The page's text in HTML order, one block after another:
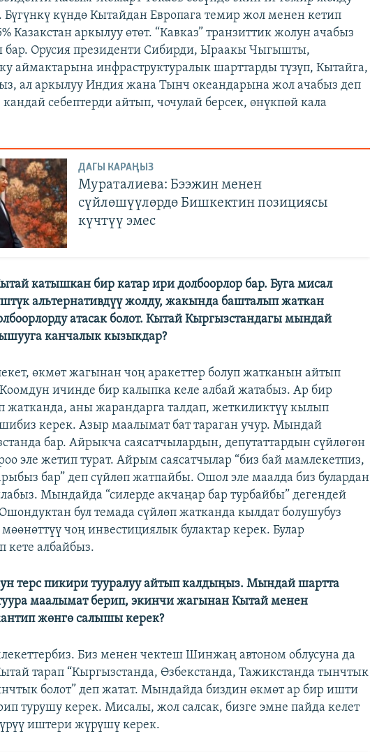
Бүгүнкү күндө Кытайдан Европага темир жол менен кетип
Казакстан аркылуу өтөт. “Кавказ” транзиттик жолун ачабыз
бар. Орусия президенти Сибирди, Ыраакы Чыгышты,
аймактарына инфраструктуралык шарттарды түзүп, Кытайга,
ал аркылуу Индия жана Тынч океандарына жол ачабыз деп
кандай себептерди айтып, чочулай берсек, өнүкпөй кала
ДАГЫ КАРАҢЫЗ
Мураталиева: Бээжин менен
сүйлөшүүлөрдө Бишкектин позициясы
күчтүү эмес
катышкан бир катар ири долбоорлор бар. Буга мисал
альтернативдүү жолду, жакында башталып жаткан
атасак болот. Кытай Кыргызстандагы мындай
канчалык кызыкдар?
өкмөт жагынан чоң аракеттер болуп жатканын айтып
ичинде бир калыпка келе албай жатабыз. Ар бир
жатканда, аны жарандарга талдап, жеткиликтүү кылып
керек. Азыр маалымат бат тараган учур. Мындай
бар. Айрыкча саясатчылардын, депутаттардын сүйлөгөн
эле жетип турат. Айрым саясатчылар “биз бай мамлекетпиз,
бар” деп сүйлөп жатпайбы. Ошол эле маалда биз булардан
Мындайда “силерде акчаңар бар турбайбы” дегендей
бул темада сүйлөп жатканда кылдат болушубуз
чоң инвестициялык булактар керек. Булар
кете албайбыз.
терс пикири тууралуу айтып калдыңыз. Мындай шартта
маалымат берип, экинчи жагынан Кытай менен
жөнгө салышы керек?
Биз менен чектеш Шинжаң автоном облусуна да
тарап “Кыргызстанда, Өзбекстанда, Тажикстанда тынчтык
болот” деп жатат. Мындайда биздин өкмөт ар бир ишти
турушу керек. Мисалы, жол салсак, бизге эмне пайда келет
иштери жүрүшү керек.